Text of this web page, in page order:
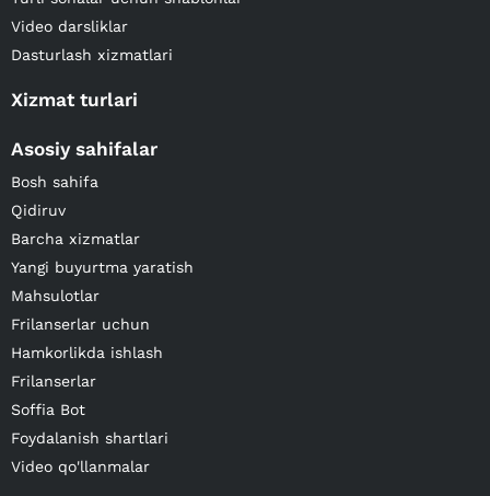
Video darsliklar
Dasturlash xizmatlari
Xizmat turlari
Asosiy sahifalar
Bosh sahifa
Qidiruv
Barcha xizmatlar
Yangi buyurtma yaratish
Mahsulotlar
Frilanserlar uchun
Hamkorlikda ishlash
Frilanserlar
Soffia Bot
Foydalanish shartlari
Video qo'llanmalar